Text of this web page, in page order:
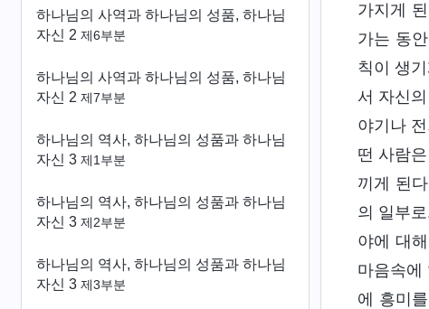
하나님의 사역과 하나님의 성품, 하나님
자신 2 제6부분
하나님의 사역과 하나님의 성품, 하나님
자신 2 제7부분
하나님의 역사, 하나님의 성품과 하나님
자신 3 제1부분
하나님의 역사, 하나님의 성품과 하나님
자신 3 제2부분
하나님의 역사, 하나님의 성품과 하나님
자신 3 제3부분
가지게
가는 동
칙이 생
서 자신
야기나
떤 사람
끼게 된
의 일부
야에 대
마음속에
에 흥미